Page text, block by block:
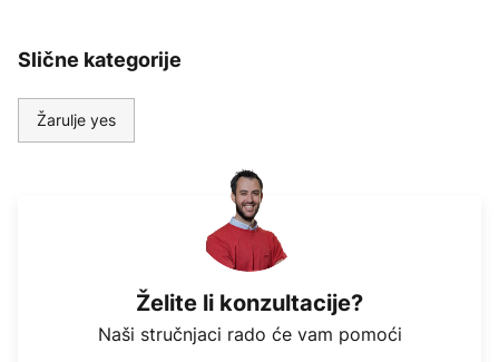
Slične kategorije
Žarulje yes
Želite li konzultacije?
Naši stručnjaci rado će vam pomoći